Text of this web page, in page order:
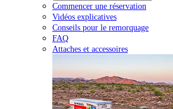
Commencer une réservation
Vidéos explicatives
Conseils pour le remorquage
FAQ
Attaches et accessoires